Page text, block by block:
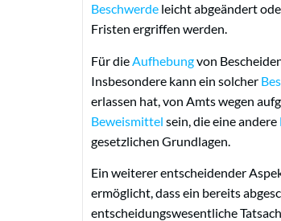
Beschwerde leicht abgeändert
Fristen ergriffen werden.
Für die Aufhebungvon
Insbesondere kann ein solcher
erlassen hat, von Amts wegen
Beweismittel sein, die eine andere
gesetzlichen Grundlagen.
Ein weiterer entscheidender
ermöglicht, dass ein bereits
entscheidungswesentliche